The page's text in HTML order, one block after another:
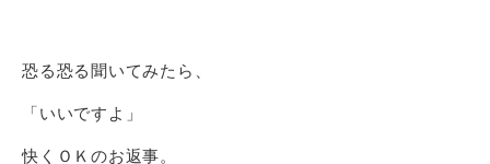
恐る恐る聞いてみたら、
「いいですよ」
快くＯＫのお返事。